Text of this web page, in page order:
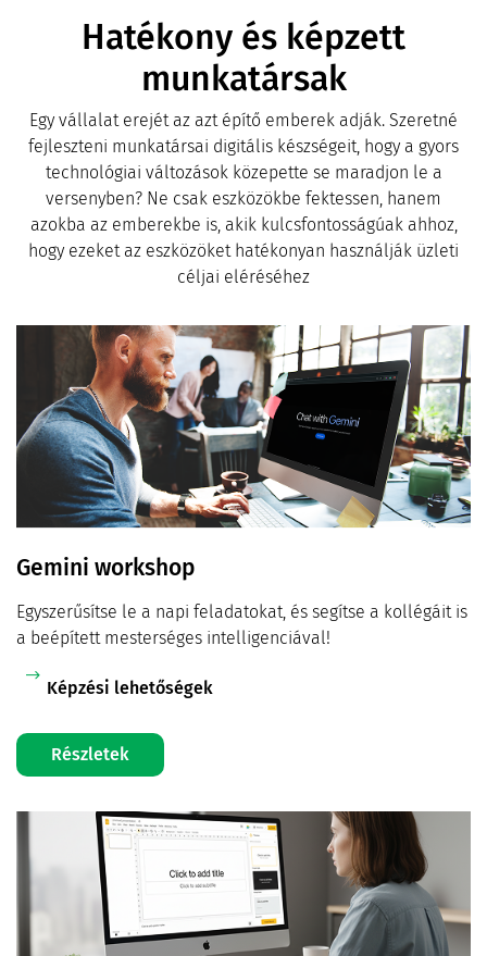
Hatékony és képzett
munkatársak
Egy vállalat erejét az azt építő emberek adják. Szeretné
fejleszteni munkatársai digitális készségeit, hogy a gyors
technológiai változások közepette se maradjon le a
versenyben? Ne csak eszközökbe fektessen, hanem
azokba az emberekbe is, akik kulcsfontosságúak ahhoz,
hogy ezeket az eszközöket hatékonyan használják üzleti
céljai eléréséhez
Gemini workshop
Egyszerűsítse le a napi feladatokat, és segítse a kollégáit is
a beépített mesterséges intelligenciával!
Képzési lehetőségek
Részletek